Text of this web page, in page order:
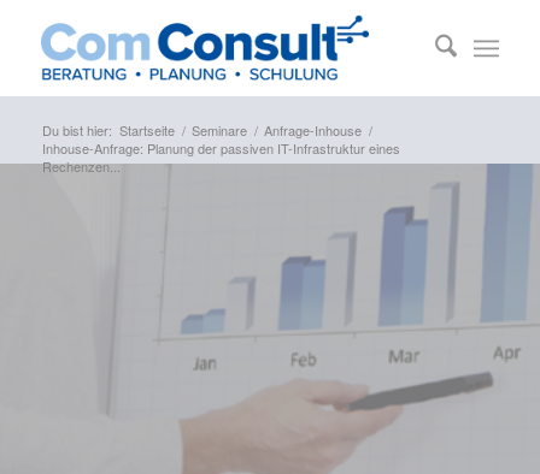
Du bist hier: Startseite / Seminare / Anfrage-Inhouse /
Inhouse-Anfrage: Planung der passiven IT-Infrastruktur eines
Rechenzen...